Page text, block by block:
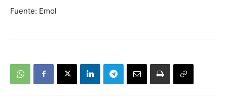
Fuente: Emol